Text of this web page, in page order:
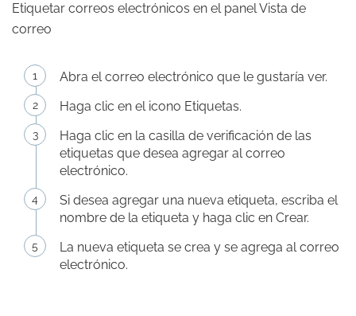
Etiquetar correos electrónicos en el panel Vista de
correo
Abra el correo electrónico que le gustaría ver.
Haga clic en el icono Etiquetas.
Haga clic en la casilla de verificación de las
etiquetas que desea agregar al correo
electrónico.
Si desea agregar una nueva etiqueta, escriba el
nombre de la etiqueta y haga clic en Crear.
La nueva etiqueta se crea y se agrega al correo
electrónico.